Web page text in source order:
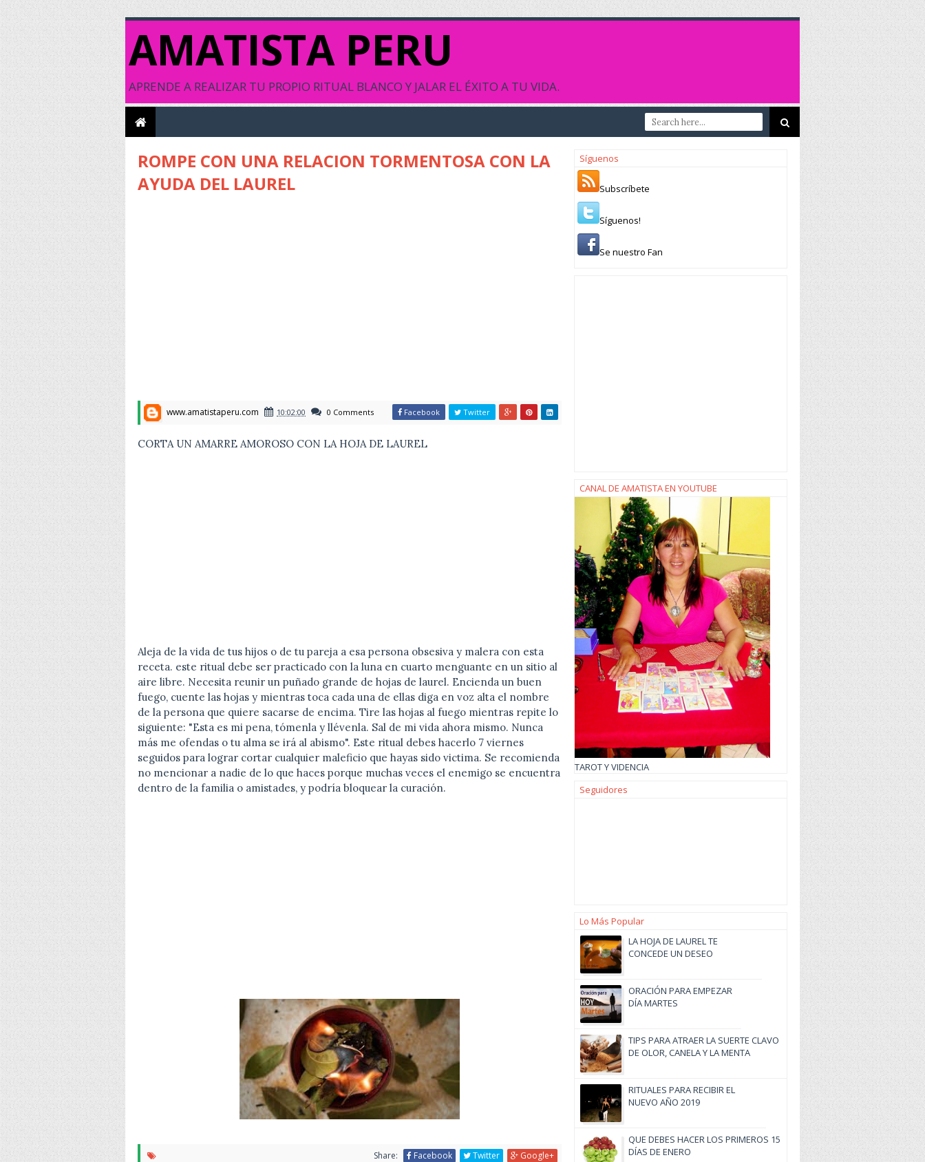
AMATISTA PERU
APRENDE A REALIZAR TU PROPIO RITUAL BLANCO Y JALAR EL ÉXITO A TU VIDA.
ROMPE CON UNA RELACION TORMENTOSA CON LA
AYUDA DEL LAUREL
www.amatistaperu.com 10:02:00 0 Comments Facebook Twitter
CORTA UN AMARRE AMOROSO CON LA HOJA DE LAUREL
Aleja de la vida de tus hijos o de tu pareja a esa persona obsesiva y malera con esta
receta. este ritual debe ser practicado con la luna en cuarto menguante en un sitio al
aire libre. Necesita reunir un puñado grande de hojas de laurel. Encienda un buen
fuego, cuente las hojas y mientras toca cada una de ellas diga en voz alta el nombre
de la persona que quiere sacarse de encima. Tire las hojas al fuego mientras repite lo
siguiente: "Esta es mi pena, tómenla y llévenla. Sal de mi vida ahora mismo. Nunca
más me ofendas o tu alma se irá al abismo". Este ritual debes hacerlo 7 viernes
seguidos para lograr cortar cualquier maleficio que hayas sido victima. Se recomienda
no mencionar a nadie de lo que haces porque muchas veces el enemigo se encuentra
dentro de la familia o amistades, y podría bloquear la curación.
Share: Facebook Twitter Google+
Síguenos
Subscríbete
Síguenos!
Se nuestro Fan
CANAL DE AMATISTA EN YOUTUBE
TAROT Y VIDENCIA
Seguidores
Lo Más Popular
LA HOJA DE LAUREL TE
CONCEDE UN DESEO
ORACIÓN PARA EMPEZAR
DÍA MARTES
TIPS PARA ATRAER LA SUERTE CLAVO
DE OLOR, CANELA Y LA MENTA
RITUALES PARA RECIBIR EL
NUEVO AÑO 2019
QUE DEBES HACER LOS PRIMEROS 15
DÍAS DE ENERO